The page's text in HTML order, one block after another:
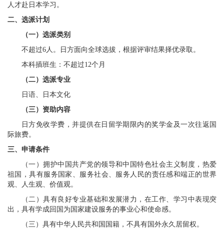
人才赴日本学习。
二、选派计划
（一）选派类别
不超过6 人。日方面向全球选拔，根据评审结果择优录取。
本科插班生：不超过12个月
（二） 选派专业
日语、日本文化
（三） 资助内容
日方免收学费，并提供在日留学期限内的奖学金及一次往返国
际旅费。
三、申请条件
（一）拥护中国共产党的领导和中国特色社会主义制度，热爱
祖国，具有服务国家、服务社会、服务人民的责任感和端正的世界
观、人生观、价值观。
（二）具有良好专业基础和发展潜力，在工作、学习中表现突
出，具有学成回国为国家建设服务的事业心和使命感。
（三）具有中华人民共和国国籍，不具有国外永久居留权。